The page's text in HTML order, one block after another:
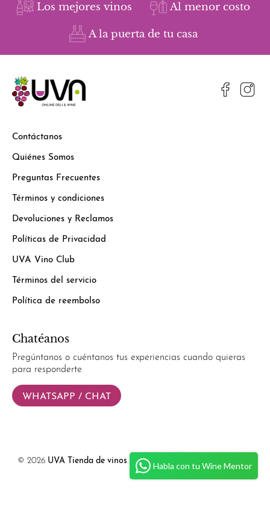
Los mejores vinos Al menor costo
A la puerta de tu casa
Contáctanos
Quiénes Somos
Preguntas Frecuentes
Términos y condiciones
Devoluciones y Reclamos
Políticas de Privacidad
UVA Vino Club
Términos del servicio
Política de reembolso
Chatéanos
Pregúntanos o cuéntanos tus experiencias cuando quieras
para responderte
WHATSAPP / CHAT
© 2026 UVA Tienda de vinos. Powered byHabla con tu Wine Mentor